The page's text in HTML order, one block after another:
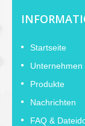
Startseite
Unternehmen
Produkte
Nachrichten
FAQ &